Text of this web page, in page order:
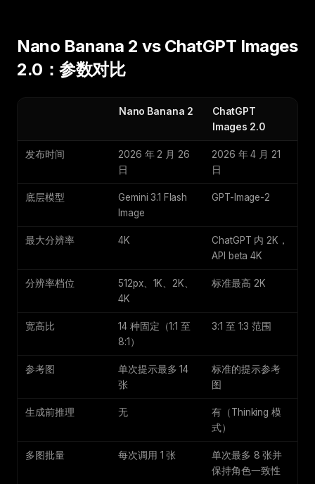
Nano Banana 2 vs ChatGPT Images
2.0：参数对比
Nano Banana 2
ChatGPT
Images 2.0
发布时间
2026 年 2 月 26
日
2026 年 4 月 21
日
底层模型
Gemini 3.1 Flash
Image
GPT-Image-2
最大分辨率 4K
ChatGPT 内 2K，
API beta 4K
分辨率档位
512px、1K、2K、
4K
标准最高 2K
宽高比
14 种固定（1:1 至
8:1）
3:1 至 1:3 范围
参考图
单次提示最多 14
张
标准的提示参考
图
生成前推理 无
有（Thinking 模
式）
多图批量 每次调用 1 张
单次最多 8 张并
保持角色一致性